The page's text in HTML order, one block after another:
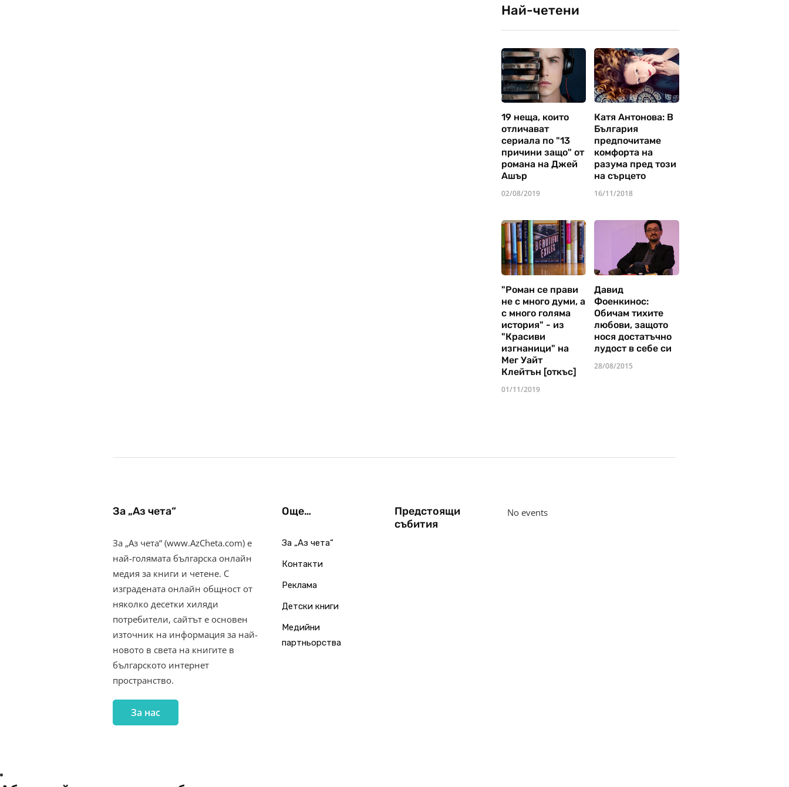
Най-четени
19 неща, които
отличават
сериала по "13
причини защо" от
романа на Джей
Ашър
02/08/2019
Катя Антонова: В
България
предпочитаме
комфорта на
разума пред този
на сърцето
16/11/2018
"Роман се прави
не с много думи, а
с много голяма
история" - из
"Красиви
изгнаници" на
Мег Уайт
Клейтън [откъс]
01/11/2019
Давид
Фоенкинос:
Обичам тихите
любови, защото
нося достатъчно
лудост в себе си
28/08/2015
За „Аз чета“
За „Аз чета“ (www.AzCheta.com) е
най-голямата българска онлайн
медия за книги и четене. С
изградената онлайн общност от
няколко десетки хиляди
потребители, сайтът е основен
източник на информация за най-
новото в света на книгите в
българското интернет
пространство.
За нас
Още…
За „Аз чета“
Контакти
Реклама
Детски книги
Медийни
партньорства
Предстоящи
събития
No events